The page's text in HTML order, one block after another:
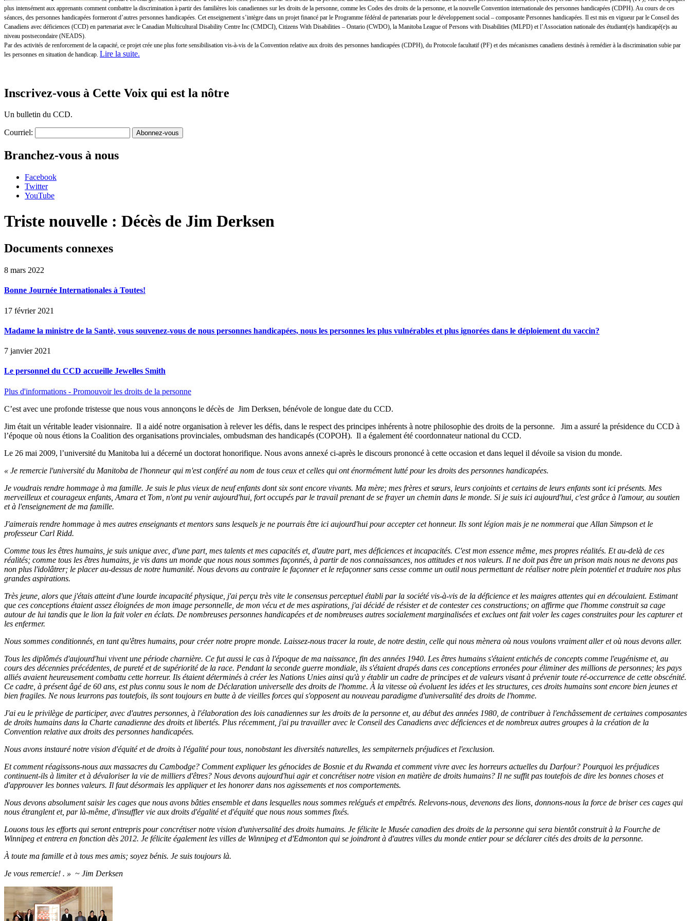
plus intensément aux apprenants comment combattre la discrimination à partir des familières lois canadiennes sur les droits de la personne, comme les Codes des droits de la personne, et la nouvelle Convention internationale des personnes handicapées (CDPH). Au cours de ces
séances, des personnes handicapées formeront d’autres personnes handicapées. Cet enseignement s’intègre dans un projet financé par le Programme fédéral de partenariats pour le développement social – composante Personnes handicapées. Il est mis en vigueur par le Conseil des
Canadiens avec déficiences (CCD) en partenariat avec le Canadian Multicultural Disability Centre Inc (CMDCI), Citizens With Disabilities – Ontario (CWDO), la Manitoba League of Persons with Disabilities (MLPD) et l’Association nationale des étudiant(e)s handicapé(e)s au
niveau postsecondaire (NEADS).
Par des activités de renforcement de la capacité, ce projet crée une plus forte sensibilisation vis-à-vis de la Convention relative aux droits des personnes handicapées (CDPH), du Protocole facultatif (PF) et des mécanismes canadiens destinés à remédier à la discrimination subie par
les personnes en situation de handicap. Lire la suite.
Inscrivez-vous à Cette Voix qui est la nôtre
Un bulletin du CCD.
Courriel:
Branchez-vous à nous
Facebook
Twitter
YouTube
Triste nouvelle : Décès de Jim Derksen
Documents connexes
8 mars 2022
Bonne Journée Internationales à Toutes!
17 février 2021
Madame la ministre de la Santè, vous souvenez-vous de nous personnes handicapées, nous les personnes les plus vulnérables et plus ignorées dans le déploiement du vaccin?
7 janvier 2021
Le personnel du CCD accueille Jewelles Smith
Plus d'informations - Promouvoir les droits de la personne
C’est avec une profonde tristesse que nous vous annonçons le décès de Jim Derksen, bénévole de longue date du CCD.
Jim était un véritable leader visionnaire. Il a aidé notre organisation à relever les défis, dans le respect des principes inhérents à notre philosophie des droits de la personne. Jim a assuré la présidence du CCD à
l’époque où nous étions la Coalition des organisations provinciales, ombudsman des handicapés (COPOH). Il a également été coordonnateur national du CCD.
Le 26 mai 2009, l’université du Manitoba lui a décerné un doctorat honorifique. Nous avons annexé ci-après le discours prononcé à cette occasion et dans lequel il dévoile sa vision du monde.
« Je remercie l'université du Manitoba de l'honneur qui m'est conféré au nom de tous ceux et celles qui ont énormément lutté pour les droits des personnes handicapées.
Je voudrais rendre hommage à ma famille. Je suis le plus vieux de neuf enfants dont six sont encore vivants. Ma mère; mes frères et sœurs, leurs conjoints et certains de leurs enfants sont ici présents. Mes
merveilleux et courageux enfants, Amara et Tom, n'ont pu venir aujourd'hui, fort occupés par le travail prenant de se frayer un chemin dans le monde. Si je suis ici aujourd'hui, c'est grâce à l'amour, au soutien
et à l'enseignement de ma famille.
J'aimerais rendre hommage à mes autres enseignants et mentors sans lesquels je ne pourrais être ici aujourd'hui pour accepter cet honneur. Ils sont légion mais je ne nommerai que Allan Simpson et le
professeur Carl Ridd.
Comme tous les êtres humains, je suis unique avec, d'une part, mes talents et mes capacités et, d'autre part, mes déficiences et incapacités. C'est mon essence même, mes propres réalités. Et au-delà de ces
réalités; comme tous les êtres humains, je vis dans un monde que nous nous sommes façonnés, à partir de nos connaissances, nos attitudes et nos valeurs. Il ne doit pas être un prison mais nous ne devons pas
non plus l'idolâtrer; le placer au-dessus de notre humanité. Nous devons au contraire le façonner et le refaçonner sans cesse comme un outil nous permettant de réaliser notre plein potentiel et traduire nos plus
grandes aspirations.
Très jeune, alors que j'étais atteint d'une lourde incapacité physique, j'ai perçu très vite le consensus perceptuel établi par la société vis-à-vis de la déficience et les maigres attentes qui en découlaient. Estimant
que ces conceptions étaient assez éloignées de mon image personnelle, de mon vécu et de mes aspirations, j'ai décidé de résister et de contester ces constructions; on affirme que l'homme construit sa cage
autour de lui tandis que le lion la fait voler en éclats. De nombreuses personnes handicapées et de nombreuses autres socialement marginalisées et exclues ont fait voler les cages construites pour les capturer et
les enfermer.
Nous sommes conditionnés, en tant qu'êtres humains, pour créer notre propre monde. Laissez-nous tracer la route, de notre destin, celle qui nous mènera où nous voulons vraiment aller et où nous devons aller.
Tous les diplômés d'aujourd'hui vivent une période charnière. Ce fut aussi le cas à l'époque de ma naissance, fin des années 1940. Les êtres humains s'étaient entichés de concepts comme l'eugénisme et, au
cours des décennies précédentes, de pureté et de supériorité de la race. Pendant la seconde guerre mondiale, ils s'étaient drapés dans ces conceptions erronées pour éliminer des millions de personnes; les pays
alliés avaient heureusement combattu cette horreur. Ils étaient déterminés à créer les Nations Unies ainsi qu'à y établir un cadre de principes et de valeurs visant à prévenir toute ré-occurrence de cette obscénité.
Ce cadre, à présent âgé de 60 ans, est plus connu sous le nom de Déclaration universelle des droits de l'homme. À la vitesse où évoluent les idées et les structures, ces droits humains sont encore bien jeunes et
bien fragiles. Ne nous leurrons pas toutefois, ils sont toujours en butte à de vieilles forces qui s'opposent au nouveau paradigme d'universalité des droits de l'homme.
J'ai eu le privilège de participer, avec d'autres personnes, à l'élaboration des lois canadiennes sur les droits de la personne et, au début des années 1980, de contribuer à l'enchâssement de certaines composantes
de droits humains dans la Charte canadienne des droits et libertés. Plus récemment, j'ai pu travailler avec le Conseil des Canadiens avec déficiences et de nombreux autres groupes à la création de la
Convention relative aux droits des personnes handicapées.
Nous avons instauré notre vision d'équité et de droits à l'égalité pour tous, nonobstant les diversités naturelles, les sempiternels préjudices et l'exclusion.
Et comment réagissons-nous aux massacres du Cambodge? Comment expliquer les génocides de Bosnie et du Rwanda et comment vivre avec les horreurs actuelles du Darfour? Pourquoi les préjudices
continuent-ils à limiter et à dévaloriser la vie de milliers d'êtres? Nous devons aujourd'hui agir et concrétiser notre vision en matière de droits humains? Il ne suffit pas toutefois de dire les bonnes choses et
d'approuver les bonnes valeurs. Il faut désormais les appliquer et les honorer dans nos agissements et nos comportements.
Nous devons absolument saisir les cages que nous avons bâties ensemble et dans lesquelles nous sommes relégués et empêtrés. Relevons-nous, devenons des lions, donnons-nous la force de briser ces cages qui
nous étranglent et, par là-même, d'insuffler vie aux droits d'égalité et d'équité que nous nous sommes fixés.
Louons tous les efforts qui seront entrepris pour concrétiser notre vision d'universalité des droits humains. Je félicite le Musée canadien des droits de la personne qui sera bientôt construit à la Fourche de
Winnipeg et entrera en fonction dès 2012. Je félicite également les villes de Winnipeg et d'Edmonton qui se joindront à d'autres villes du monde entier pour se déclarer cités des droits de la personne.
À toute ma famille et à tous mes amis; soyez bénis. Je suis toujours là.
Je vous remercie! . » ~ Jim Derksen